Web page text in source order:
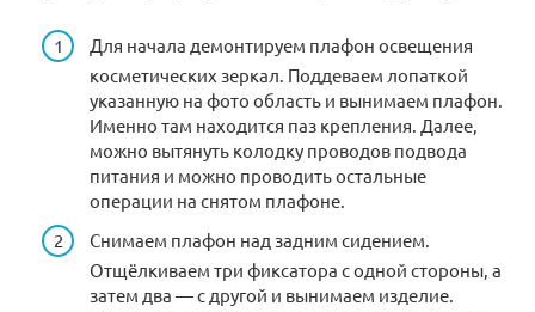
Для начала демонтируем плафон освещения
косметических зеркал. Поддеваем лопаткой
указанную на фото область и вынимаем плафон.
Именно там находится паз крепления. Далее,
можно вытянуть колодку проводов подвода
питания и можно проводить остальные
операции на снятом плафоне.
Снимаем плафон над задним сидением.
Отщёлкиваем три фиксатора с одной стороны, а
затем два — с другой и вынимаем изделие.